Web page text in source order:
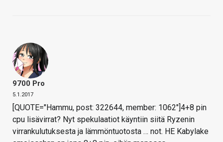
9700 Pro
5.1.2017
[QUOTE="Hammu, post: 322644, member: 1062"]4+8 pin
cpu lisävirrat? Nyt spekulaatiot käyntiin siitä Ryzenin
virrankulutuksesta ja lämmöntuotosta … not. HE Kabylake